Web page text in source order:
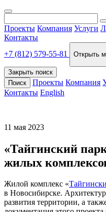
Проекты Компания Услуги
Контакты
+7 (812) 579-55-81
Открыть
Закрыть поиск
Поиск
Проекты Компания
Контакты English
11 мая 2023
«Тайгинский
жилых
Жилой комплекс «
в Новосибирске.
развития территории, а